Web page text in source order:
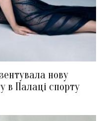
нову
в Палаці спорту